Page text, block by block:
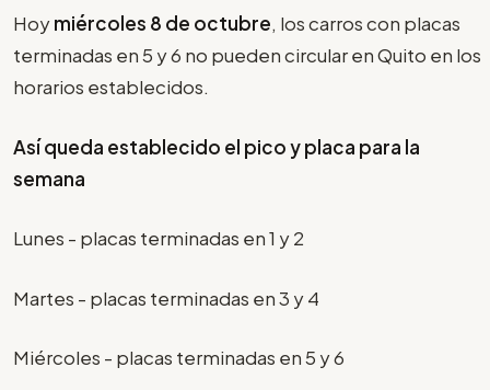
Hoymiércoles 8 de octubre, los carros con placas
terminadas en 5 y 6 no pueden circular en Quito en los
horarios establecidos.
Así queda establecido el pico y placa para la
semana
Lunes - placas terminadas en 1 y 2
Martes - placas terminadas en 3 y 4
Miércoles - placas terminadas en 5 y 6